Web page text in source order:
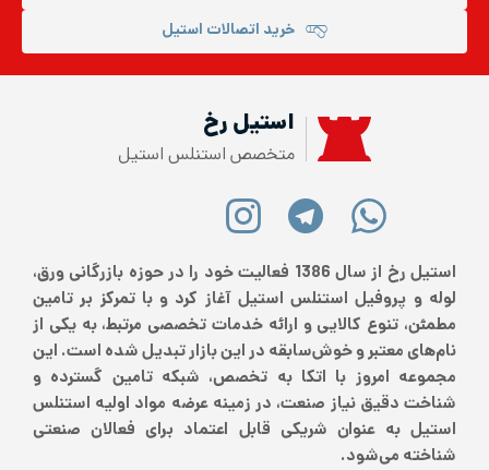
خرید اتصالات استیل
استیل رخ
متخصص استنلس استیل
استیل رخ از سال 1386 فعالیت خود را در حوزه بازرگانی ورق،
لوله و پروفیل استنلس استیل آغاز کرد و با تمرکز بر تامین
مطمئن، تنوع کالایی و ارائه خدمات تخصصی مرتبط، به یکی از
نام‌های معتبر و خوش‌سابقه در این بازار تبدیل شده است. این
مجموعه امروز با اتکا به تخصص، شبکه تامین گسترده و
شناخت دقیق نیاز صنعت، در زمینه عرضه مواد اولیه استنلس
استیل به عنوان شریکی قابل اعتماد برای فعالان صنعتی
شناخته می‌شود.